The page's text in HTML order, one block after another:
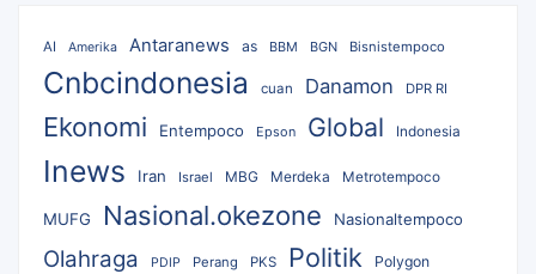
AI Amerika Antaranews as BBM BGN Bisnistempoco
Cnbcindonesia cuan Danamon DPR RI
Ekonomi Entempoco Epson Global Indonesia
Inews Iran Israel MBG Merdeka Metrotempoco
MUFG Nasional.okezone Nasionaltempoco
Olahraga PDIP Perang PKS Politik Polygon